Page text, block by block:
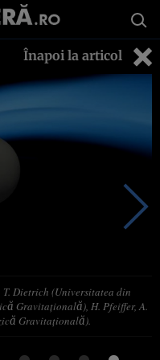
Înapoi la articol
Dietrich (Universitatea din
Gravitațională), H. Pfeiffer, A.
Gravitațională).